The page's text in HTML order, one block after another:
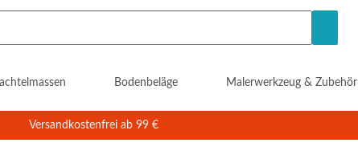
Bodenbeläge Malerwerkzeug & Zubehör
Versandkostenfrei ab 99 €